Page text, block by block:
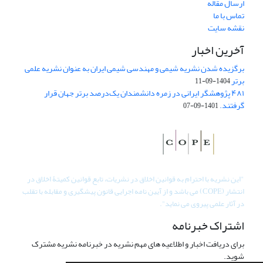
تماس با ما
نقشه سایت
آخرین اخبار
برگزیده شدن نشریه شیمی و مهندسی شیمی ایران به عنوان نشریه علمی
برتر1404-09-11
۴۸۱ پژوهشگر ایرانی در زمره دانشمندان یک‌درصد برتر جهان قرار
گرفتند.1401-09-07
"این نشریه با احترام به قوانین اخلاق در نشریات، تابع قوانین کمیتۀ اخلاق در
انتشار (COPE) می باشد و از آیین نامه اجرایی قانون پیشگیری و مقابله با تقلب
در آثار علمی پیروی می نماید".
اشتراک خبرنامه
برای دریافت اخبار و اطلاعیه های مهم نشریه در خبرنامه نشریه مشترک
شوید.